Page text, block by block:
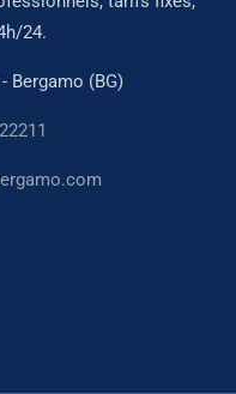
24.
Bergamo (BG)